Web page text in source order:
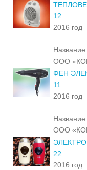
12
2016 год
Название
ООО
ФЕН
11
2016 год
Название
ООО
22
2016 год